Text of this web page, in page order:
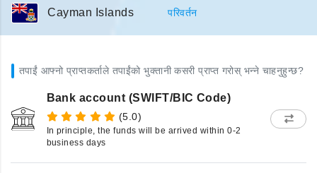
Cayman Islands परिवर्तन
तपाईं आफ्नो प्राप्तकर्ताले तपाईंको भुक्तानी कसरी प्राप्त गरोस् भन्ने चाहनुहुन्छ?
Bank account (SWIFT/BIC Code)
(5.0)
In principle, the funds will be arrived within 0-2
business days